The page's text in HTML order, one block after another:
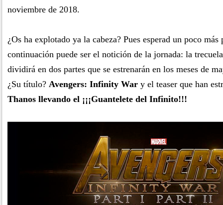
noviembre de 2018.
¿Os ha explotado ya la cabeza? Pues esperad un poco
continuación puede ser el notición de la jornada: la
dividirá en dos partes que se estrenarán en los meses de
¿Su título? Avengers: Infinity War y el teaser que han
Thanos llevando el ¡¡¡Guantelete del Infinito!!!